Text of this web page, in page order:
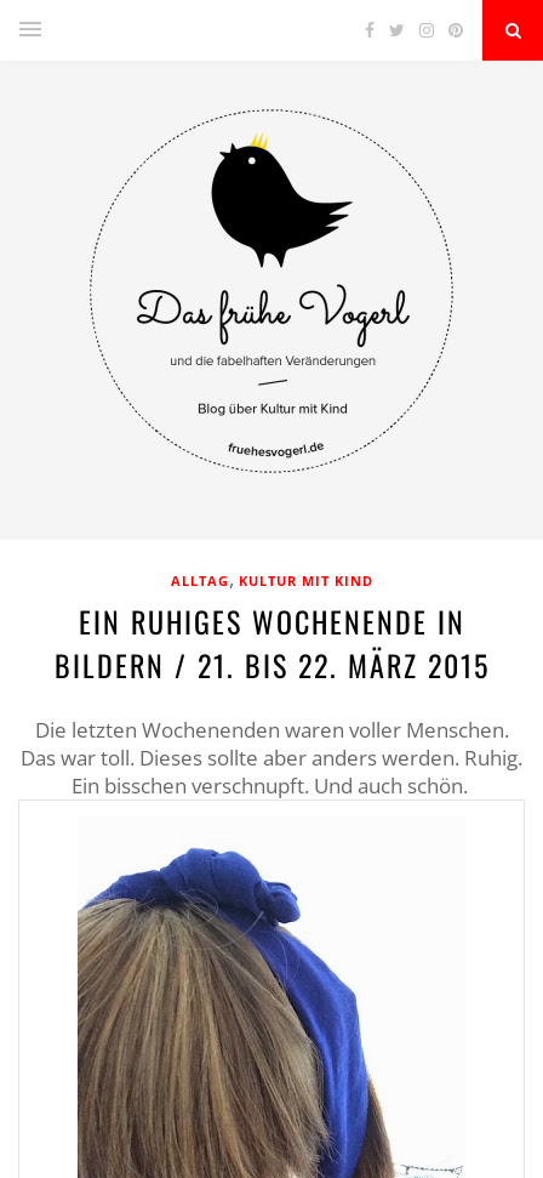
ALLTAG , KULTUR MIT KIND
EIN RUHIGES WOCHENENDE IN
BILDERN / 21. BIS 22. MÄRZ 2015
Die letzten Wochenenden waren voller Menschen.
Das war toll. Dieses sollte aber anders werden. Ruhig.
Ein bisschen verschnupft. Und auch schön.